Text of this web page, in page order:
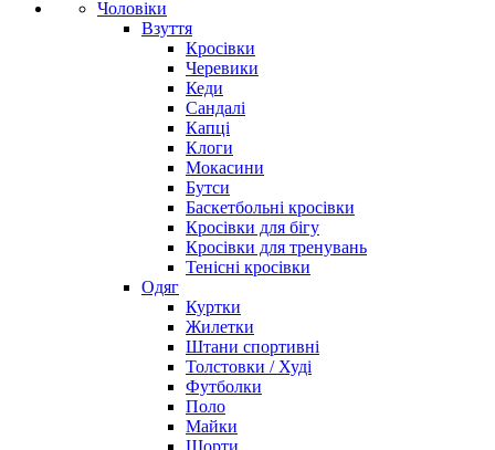
Чоловіки
Взуття
Кросівки
Черевики
Кеди
Сандалі
Капці
Клоги
Мокасини
Бутси
Баскетбольні кросівки
Кросівки для бігу
Кросівки для тренувань
Тенісні кросівки
Одяг
Куртки
Жилетки
Штани спортивні
Толстовки / Худі
Футболки
Поло
Майки
Шорти